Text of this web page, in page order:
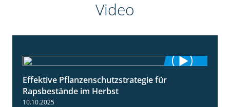
Video
Effektive Pflanzenschutzstrategie für
Rapsbestände im Herbst
10.10.2025